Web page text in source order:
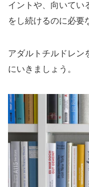
イントや、向いてい
をし続けるのに必要
アダルトチルドレン
にいきましょう。